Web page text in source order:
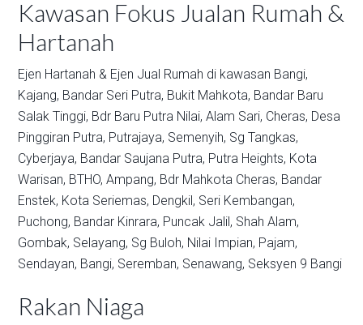
Kawasan Fokus Jualan Rumah &
Hartanah
Ejen Hartanah & Ejen Jual Rumah di kawasan Bangi,
Kajang, Bandar Seri Putra, Bukit Mahkota, Bandar Baru
Salak Tinggi, Bdr Baru Putra Nilai, Alam Sari, Cheras, Desa
Pinggiran Putra, Putrajaya, Semenyih, Sg Tangkas,
Cyberjaya, Bandar Saujana Putra, Putra Heights, Kota
Warisan, BTHO, Ampang, Bdr Mahkota Cheras, Bandar
Enstek, Kota Seriemas, Dengkil, Seri Kembangan,
Puchong, Bandar Kinrara, Puncak Jalil, Shah Alam,
Gombak, Selayang, Sg Buloh, Nilai Impian, Pajam,
Sendayan, Bangi, Seremban, Senawang, Seksyen 9 Bangi
Rakan Niaga